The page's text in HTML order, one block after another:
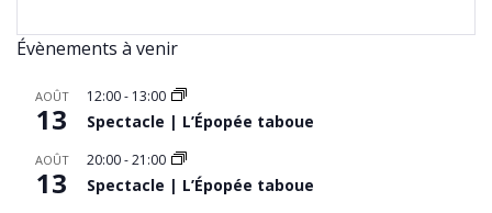
Évènements à venir
AOÛT
13
12:00- 13:00
Spectacle | L’Épopée taboue
AOÛT
13
20:00-21:00
Spectacle | L’Épopée taboue